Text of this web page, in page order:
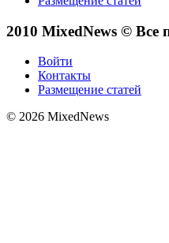
2010 MixedNews ©
Войти
Контакты
Размещение статей
© 2026 MixedNews